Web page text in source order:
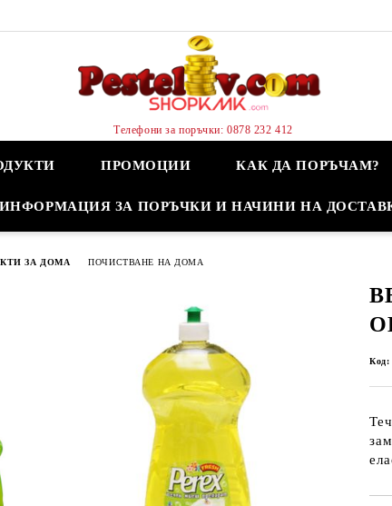
Телефони за поръчки: 0878 232 412
ПРОМОЦИИ КАК ДА ПОРЪЧАМ?
ИНФОРМАЦИЯ ЗА ПОРЪЧКИ И НАЧИНИ НА
ЗА ДОМА ПОЧИСТВАНЕ НА ДОМА
Код: